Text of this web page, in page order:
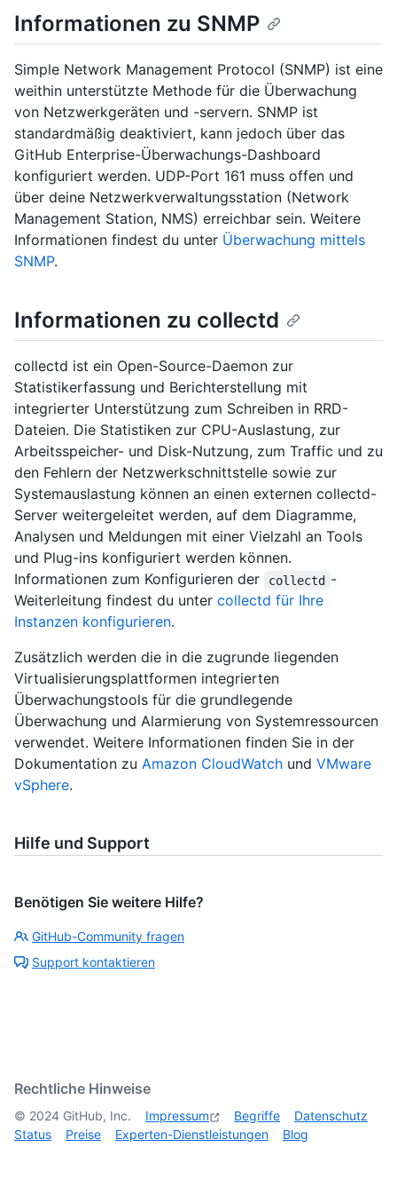
Informationen zu SNMP
Simple Network Management Protocol (SNMP) ist eine
weithin unterstützte Methode für die Überwachung
von Netzwerkgeräten und -servern. SNMP ist
standardmäßig deaktiviert, kann jedoch über das
GitHub Enterprise-Überwachungs-Dashboard
konfiguriert werden. UDP-Port 161 muss offen und
über deine Netzwerkverwaltungsstation (Network
Management Station, NMS) erreichbar sein. Weitere
Informationen findest du unter Überwachung mittels
SNMP.
Informationen zu collectd
collectd ist ein Open-Source-Daemon zur
Statistikerfassung und Berichterstellung mit
integrierter Unterstützung zum Schreiben in RRD-
Dateien. Die Statistiken zur CPU-Auslastung, zur
Arbeitsspeicher- und Disk-Nutzung, zum Traffic und zu
den Fehlern der Netzwerkschnittstelle sowie zur
Systemauslastung können an einen externen collectd-
Server weitergeleitet werden, auf dem Diagramme,
Analysen und Meldungen mit einer Vielzahl an Tools
und Plug-ins konfiguriert werden können.
Informationen zum Konfigurieren der
collectd -
Weiterleitung findest du unter collectd für Ihre
Instanzen konfigurieren.
Zusätzlich werden die in die zugrunde liegenden
Virtualisierungsplattformen integrierten
Überwachungstools für die grundlegende
Überwachung und Alarmierung von Systemressourcen
verwendet. Weitere Informationen finden Sie in der
Dokumentation zu Amazon CloudWatch und VMware
vSphere.
Hilfe und Support
Benötigen Sie weitere Hilfe?
GitHub-Community fragen
Support kontaktieren
Rechtliche Hinweise
© 2024 GitHub, Inc. Impressum Begriffe
Datenschutz
Status
Preise Experten-Dienstleistungen Blog